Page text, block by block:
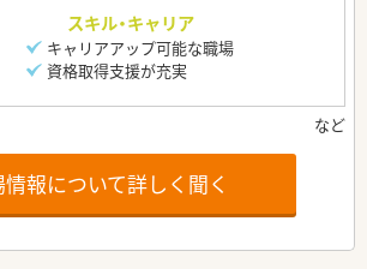
スキル・キャリア
キャリアアップ可能な職場
資格取得支援が充実
報について詳しく聞く